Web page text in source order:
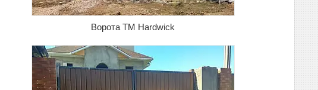
Ворота TM Hardwick